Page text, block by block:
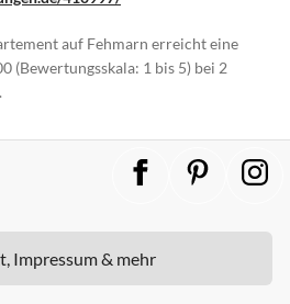
auf Fehmarn erreicht eine
(Bewertungsskala: 1 bis 5) bei 2
Impressum & mehr